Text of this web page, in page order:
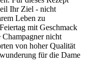
Ihr Ziel - nicht
Leben zu
mit Geschmack
nicht
von hoher Qualität
für die Dame